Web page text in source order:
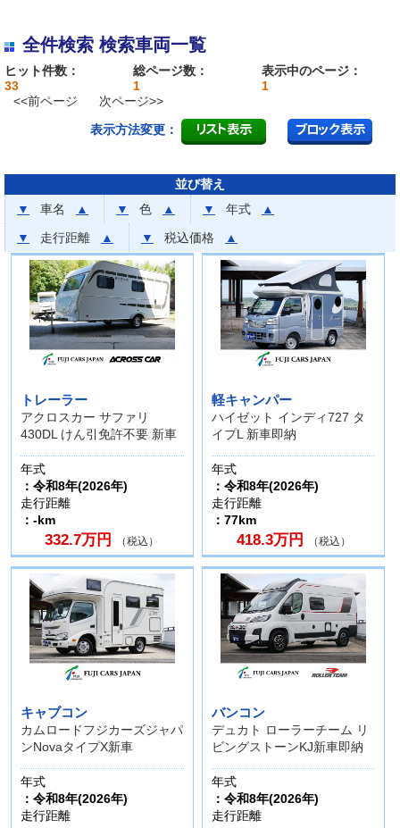
全件検索 検索車両一覧
ヒット件数：
33
総ページ数：
1
表示中のページ：
1
<<前ページ
次ページ>>
表示方法変更：
並び替え
▼
車名 ▲ ▼ 色 ▲ ▼ 年式
▲
▼
走行距離 ▲ ▼ 税込価格 ▲
トレーラー
アクロスカー サファリ
430DL けん引免許不要 新車
年式
：令和8年(2026年)
走行距離
：-km
332.7万円 （税込）
軽キャンパー
ハイゼット インディ727 タ
イプL 新車即納
年式
：令和8年(2026年)
走行距離
：77km
418.3万円 （税込）
キャブコン
カムロードフジカーズジャパ
ンNovaタイプX新車
年式
：令和8年(2026年)
走行距離
バンコン
デュカト ローラーチーム リ
ビングストーンKJ新車即納
年式
：令和8年(2026年)
走行距離